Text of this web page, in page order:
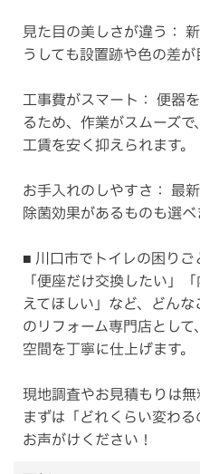
見た目の美しさが違う：
うしても設置跡や色の差が
工事費がスマート： 便器
るため、作業がスムーズ
工賃を安く抑えられます。
お手入れのしやすさ： 最
除菌効果があるものも選べ
■ 川口市でトイレの困りご
「便座だけ交換したい」
えてほしい」など、どん
のリフォーム専門店とし
空間を丁寧に仕上げます。
現地調査やお見積もりは無
まずは「どれくらい変わ
お声がけください！